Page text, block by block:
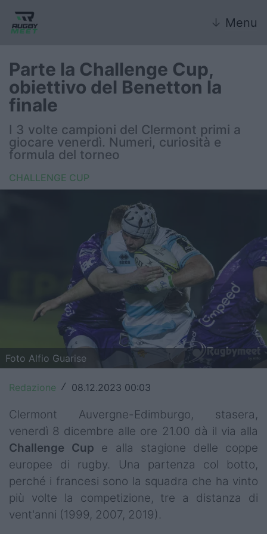
↓ Menu
Nazionale
Nazionali giovanili
Rugby Sevens
FIR
United Rugby Championship
Premiership
Champions Cup
Challenge Cup
World Rugby
Rugby World Cup
Super Rugby
Rugby in TV
Mercato
Serie A Elite
Parte la Challenge Cup,
obiettivo del Benetton la
finale
I 3 volte campioni del Clermont primi a
giocare venerdì. Numeri, curiosità e
formula del torneo
CHALLENGE CUP
Foto Alfio Guarise
Redazione / 08.12.2023 00:03
Clermont Auvergne-Edimburgo, stasera,
venerdì 8 dicembre alle ore 21.00 dà il via alla
Challenge Cup e alla stagione delle coppe
europee di rugby. Una partenza col botto,
perché i francesi sono la squadra che ha vinto
più volte la competizione, tre a distanza di
vent'anni (1999, 2007, 2019).